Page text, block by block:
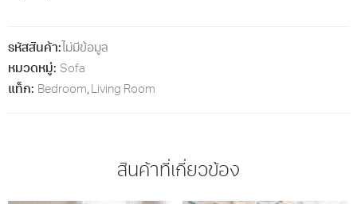
รหัสสินค้า: ไม่มีข้อมูล
หมวดหมู่: Sofa
แท็ก: Bedroom, Living Room
สินค้าที่เกี่ยวข้อง